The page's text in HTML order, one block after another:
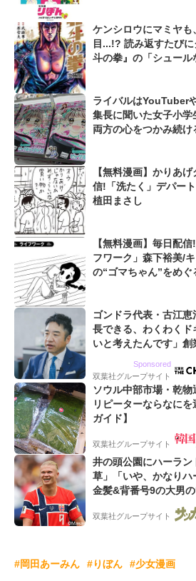
ケンシロウにマミヤ
目...!? 読み返すたび
斗の拳』の「シュール
ライバルはYouTuber
集長に聞いた女子小学
両方の心をつかみ続け
【無料漫画】かりあ
信!「洗たく」デパー
植田まさし
【無料漫画】毎日配
フワーク」森下裕美/
の“ゴマちゃん”をめ
ゴンドラ代表・古江
長できる、わくわく
いと考えたんです」
Sponsored
双葉社グループサイト
ソウル中部市場・乾
リピーターならなに
ガイド】
双葉社グループサイト
井の頭公園にハーラ
草」「いや、かなりハ
金髪&背番号9の大男
ー”映像が話題!「元気
双葉社グループサイト
#岡田あーみん #りぼん #少女漫画